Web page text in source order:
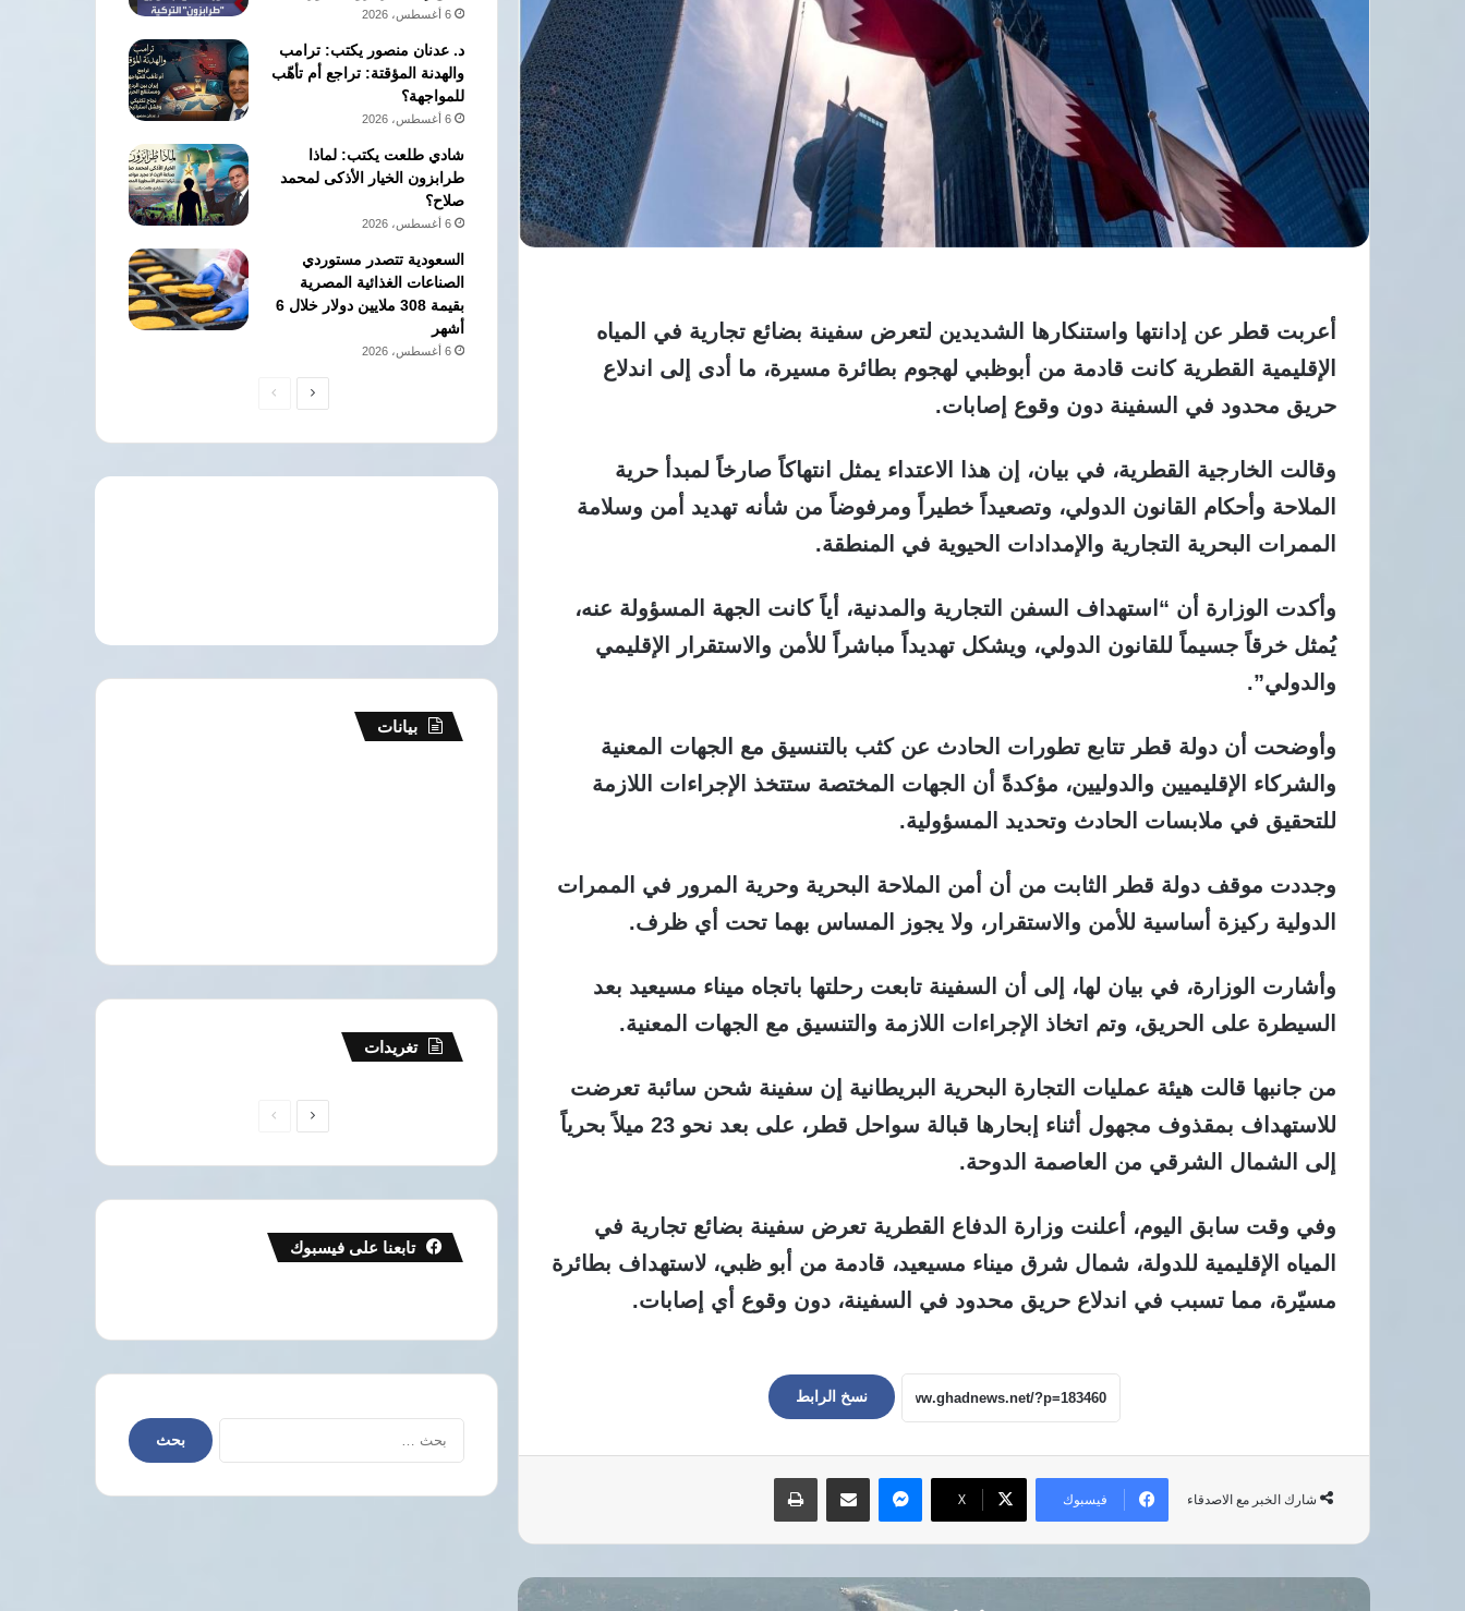
أعربت قطر عن إدانتها واستنكارها الشديدين لتعرض سفينة بضائع تجارية في المياه
الإقليمية القطرية كانت قادمة من أبوظبي لهجوم بطائرة مسيرة، ما أدى إلى اندلاع
حريق محدود في السفينة دون وقوع إصابات.
وقالت الخارجية القطرية، في بيان، إن هذا الاعتداء يمثل انتهاكاً صارخاً لمبدأ حرية
الملاحة وأحكام القانون الدولي، وتصعيداً خطيراً ومرفوضاً من شأنه تهديد أمن وسلامة
الممرات البحرية التجارية والإمدادات الحيوية في المنطقة.
وأكدت الوزارة أن “استهداف السفن التجارية والمدنية، أياً كانت الجهة المسؤولة عنه،
يُمثل خرقاً جسيماً للقانون الدولي، ويشكل تهديداً مباشراً للأمن والاستقرار الإقليمي
والدولي”.
وأوضحت أن دولة قطر تتابع تطورات الحادث عن كثب بالتنسيق مع الجهات المعنية
والشركاء الإقليميين والدوليين، مؤكدةً أن الجهات المختصة ستتخذ الإجراءات اللازمة
للتحقيق في ملابسات الحادث وتحديد المسؤولية.
وجددت موقف دولة قطر الثابت من أن أمن الملاحة البحرية وحرية المرور في الممرات
الدولية ركيزة أساسية للأمن والاستقرار، ولا يجوز المساس بهما تحت أي ظرف.
وأشارت الوزارة، في بيان لها، إلى أن السفينة تابعت رحلتها باتجاه ميناء مسيعيد بعد
السيطرة على الحريق، وتم اتخاذ الإجراءات اللازمة والتنسيق مع الجهات المعنية.
من جانبها قالت هيئة عمليات التجارة البحرية البريطانية إن سفينة شحن سائبة تعرضت
للاستهداف بمقذوف مجهول أثناء إبحارها قبالة سواحل قطر، على بعد نحو 23 ميلاً بحرياً
إلى الشمال الشرقي من العاصمة الدوحة.
وفي وقت سابق اليوم، أعلنت وزارة الدفاع القطرية تعرض سفينة بضائع تجارية في
المياه الإقليمية للدولة، شمال شرق ميناء مسيعيد، قادمة من أبو ظبي، لاستهداف بطائرة
مسيّرة، مما تسبب في اندلاع حريق محدود في السفينة، دون وقوع أي إصابات.
نسخ الرابط
شارك الخبر مع الاصدقاء فيسبوك ‫X
ماسنجر مشاركة عبر البريد طباعة
6 أغسطس، 2026
د. عدنان منصور يكتب: ترامب
والهدنة المؤقتة: تراجع أم تأهّب
للمواجهة؟
6 أغسطس، 2026
شادي طلعت يكتب: لماذا
طرابزون الخيار الأذكى لمحمد
صلاح؟
6 أغسطس، 2026
السعودية تتصدر مستوردي
الصناعات الغذائية المصرية
بقيمة 308 ملايين دولار خلال 6
أشهر
6 أغسطس، 2026
الصفحةالصفحة
بيانات
تغريدات
الصفحةالصفحة
تابعنا على فيسبوك
البحث
عن: